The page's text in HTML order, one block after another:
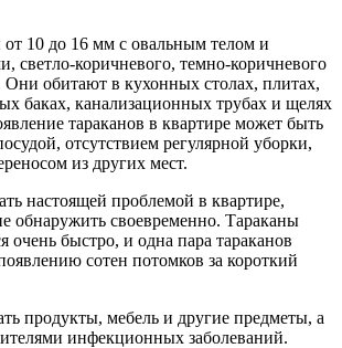
10 до 16 мм с овальным телом и
светло-коричневого, темно-коричневого
Они обитают в кухонных столах, плитах,
баках, канализационных трубах и щелях
тараканов в квартире может быть
отсутствием регулярной уборки,
из других мест.
настоящей проблемой в квартире,
обнаружить своевременно. Тараканы
очень быстро, и одна пара тараканов
сотен потомков за короткий
продукты, мебель и другие предметы, а
инфекционных заболеваний.